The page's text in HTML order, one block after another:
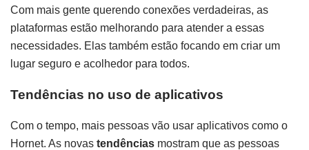
Com mais gente querendo conexões verdadeiras, as
plataformas estão melhorando para atender a essas
necessidades. Elas também estão focando em criar um
lugar seguro e acolhedor para todos.
Tendências no uso de aplicativos
Com o tempo, mais pessoas vão usar aplicativos como o
Hornet. As novas tendências mostram que as pessoas